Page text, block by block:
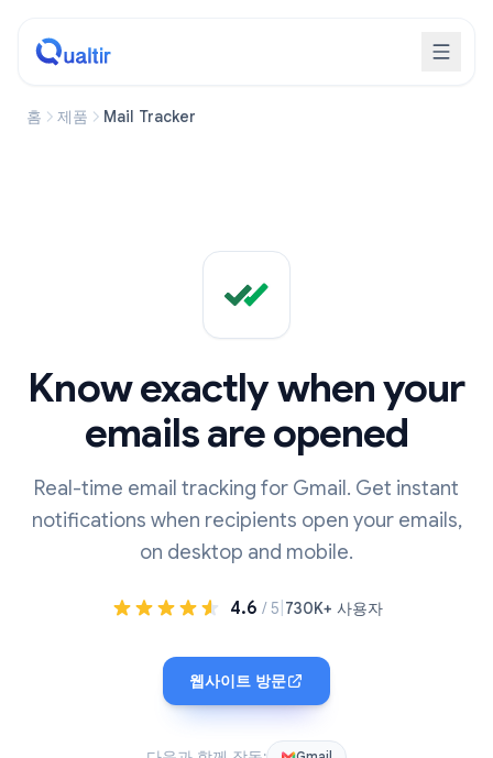
홈 제품 Mail Tracker
Know exactly when your
emails are opened
Real-time email tracking for Gmail. Get instant
notifications when recipients open your emails,
on desktop and mobile.
4.6 / 5 730K+ 사용자
웹사이트 방문